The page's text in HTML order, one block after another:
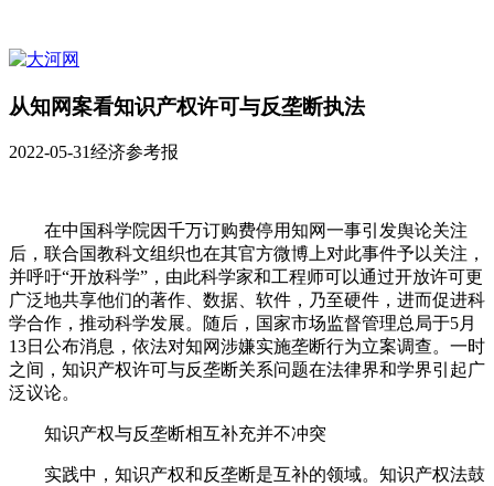
从知网案看知识产权许可与反垄断执法
2022-05-31经济参考报
在中国科学院因千万订购费停用知网一事引发舆论关注
后，联合国教科文组织也在其官方微博上对此事件予以关注，
并呼吁“开放科学”，由此科学家和工程师可以通过开放许可更
广泛地共享他们的著作、数据、软件，乃至硬件，进而促进科
学合作，推动科学发展。随后，国家市场监督管理总局于5月
13日公布消息，依法对知网涉嫌实施垄断行为立案调查。一时
之间，知识产权许可与反垄断关系问题在法律界和学界引起广
泛议论。
知识产权与反垄断相互补充并不冲突
实践中，知识产权和反垄断是互补的领域。知识产权法鼓